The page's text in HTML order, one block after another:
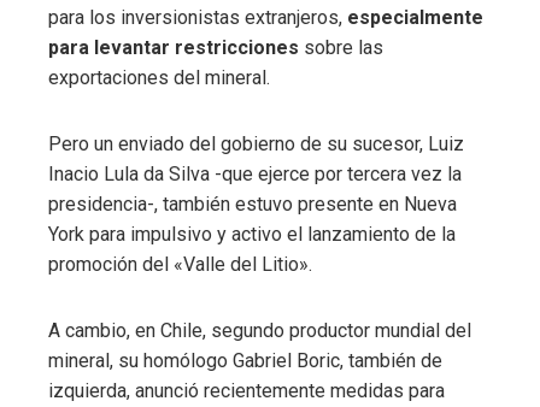
para los inversionistas extranjeros, especialmente
para levantar restricciones sobre las
exportaciones del mineral.
Pero un enviado del gobierno de su sucesor, Luiz
Inacio Lula da Silva -que ejerce por tercera vez la
presidencia-, también estuvo presente en Nueva
York para impulsivo y activo el lanzamiento de la
promoción del «Valle del Litio».
A cambio, en Chile, segundo productor mundial del
mineral, su homólogo Gabriel Boric, también de
izquierda, anunció recientemente medidas para